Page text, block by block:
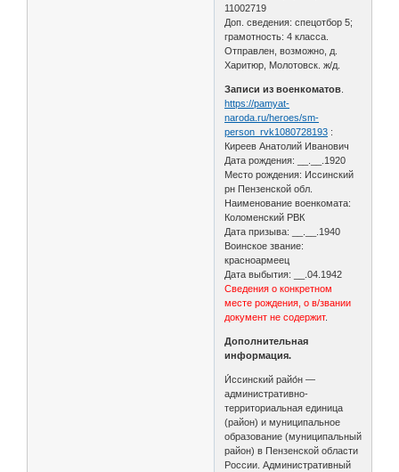
11002719
Доп. сведения: спецотбор 5;
грамотность: 4 класса.
Отправлен, возможно, д.
Харитюр, Молотовск. ж/д.
Записи из военкоматов
https://pamyat-
naroda.ru/heroes/sm-
person_rvk1080728193 :
Киреев Анатолий Иванович
Дата рождения: __.__.1920
Место рождения: Иссинский
рн Пензенской обл.
Наименование военкомата:
Коломенский РВК
Дата призыва: __.__.1940
Воинское звание:
красноармеец
Дата выбытия: __.04.1942
Сведения о конкретном
месте рождения, о в/звании
документ не содержит.
Дополнительная
информация.
И́ссинский райо́н —
административно-
территориальная единица
(район) и муниципальное
образование (муниципальный
район) в Пензенской области
России. Административный